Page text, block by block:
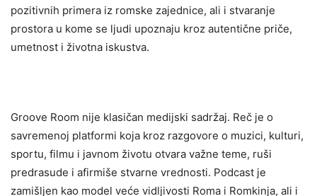
pozitivnih primera iz romske zajednice, ali i stvaranje
prostora u kome se ljudi upoznaju kroz autentične priče,
umetnost i životna iskustva.
Groove Room nije klasičan medijski sadržaj. Reč je o
savremenoj platformi koja kroz razgovore o muzici, kulturi,
sportu, filmu i javnom životu otvara važne teme, ruši
predrasude i afirmiše stvarne vrednosti. Podcast je
zamišljen kao model veće vidljivosti Roma i Romkinja, ali i